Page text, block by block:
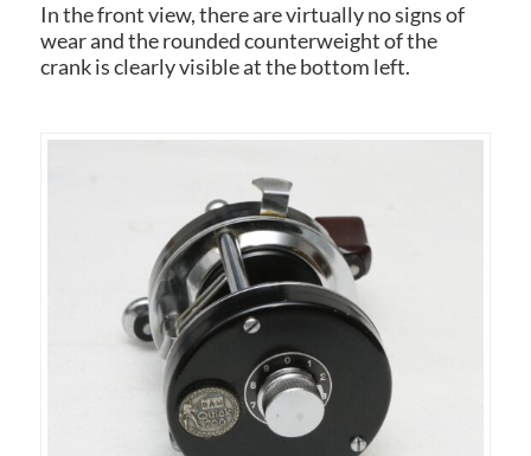
In the front view, there are virtually no signs of
wear and the rounded counterweight of the
crank is clearly visible at the bottom left.